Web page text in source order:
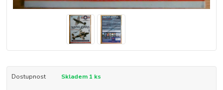
Dostupnost Skladem 1 ks